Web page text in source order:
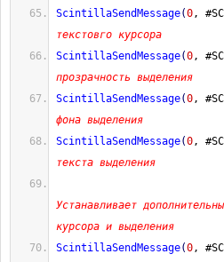
ScintillaSendMessage(0,
текстовго курсора
ScintillaSendMessage(0,
прозрачность выделения
ScintillaSendMessage(0,
фона выделения
ScintillaSendMessage(0,
текста выделения
Устанавливает
курсора и выделения
ScintillaSendMessage(0,